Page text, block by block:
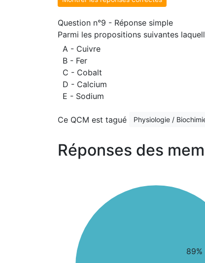
Question n°9 - Réponse simple
Parmi les propositions suivantes
A - Cuivre
B - Fer
C - Cobalt
D - Calcium
E - Sodium
Ce QCM est tagué Physiologie /
Réponses des
89%